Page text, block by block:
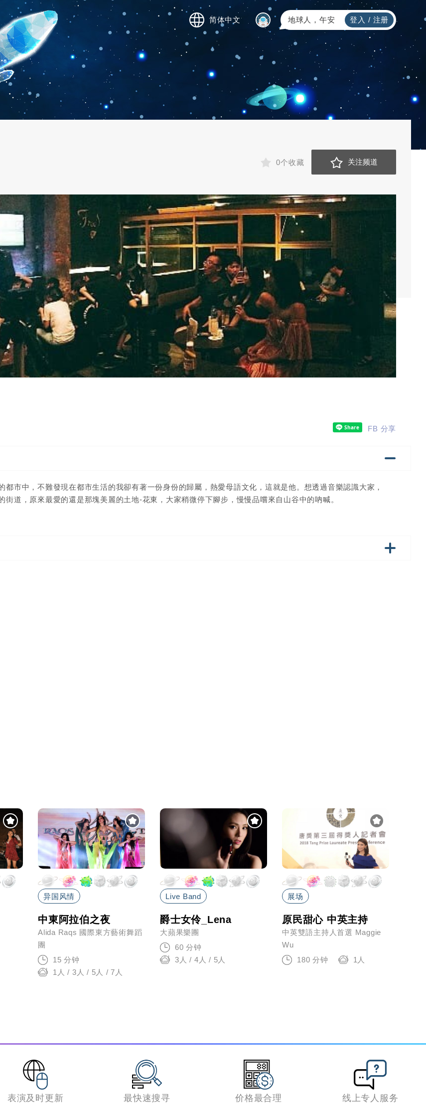
敲表演 简体中文 地球人，午安 登入 / 注册
0个收藏 关注频道
FB 分享
市中，不難發現在都市生活的我卻有著一份身份的歸屬，熱愛母語文化，這就是他。想透過音樂認識大家，
道，原來最愛的還是那塊美麗的土地-花東，大家稍微停下腳步，慢慢品嚐來自山谷中的吶喊。
异国风情
中東阿拉伯之夜
Alida Raqs 國際東方藝術舞蹈
團
15 分钟
1人 / 3人 / 5人 / 7人
Live Band
爵士女伶_Lena
大蘋果樂團
60 分钟
3人 / 4人 / 5人
展场
原民甜心 中英主持
中英雙語主持人首選 Maggie
Wu
180 分钟
1人
表演及时更新 最快速搜寻 价格最合理 线上专人服务